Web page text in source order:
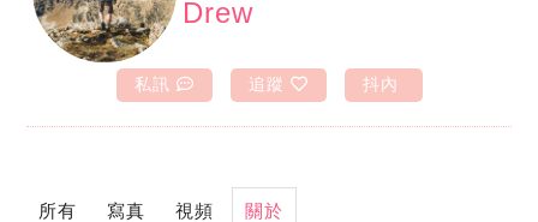
Drew
私訊 追蹤 抖內
所有 寫真 視頻 關於